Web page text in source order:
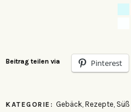
Beitrag teilen via Pinterest
KATEGORIE: Gebäck, Rezepte, Süß